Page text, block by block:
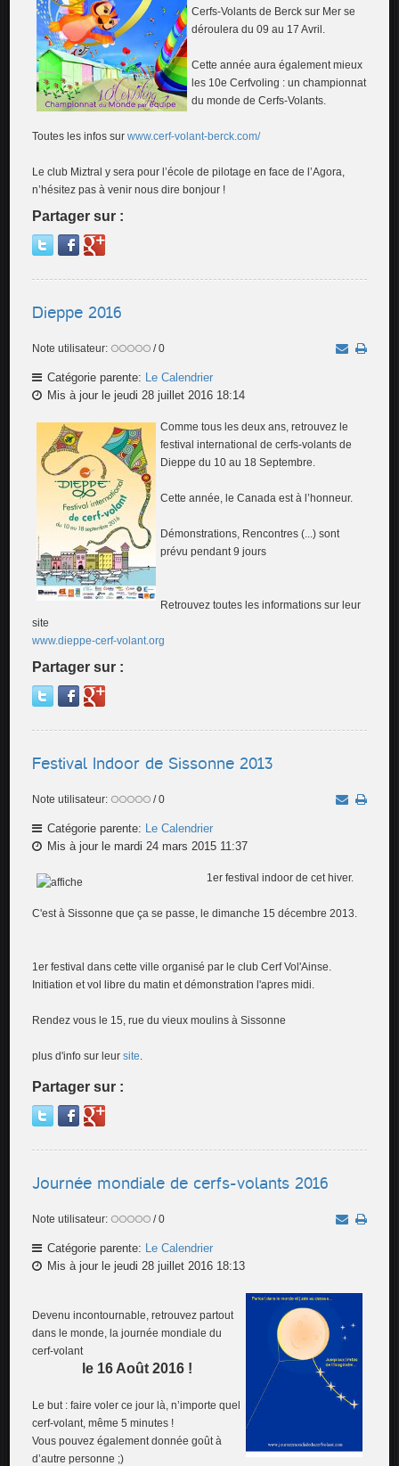
Cerfs-Volants de Berck sur Mer se
déroulera du 09 au 17 Avril.
Cette année aura également mieux
les 10e Cerfvoling : un championnat
du monde de Cerfs-Volants.
Toutes les infos surwww.cerf-volant-berck.com/
Le club Miztral y sera pour l’école de pilotage en face de l’Agora,
n’hésitez pas à venir nous dire bonjour !
Partager sur :
Dieppe 2016
Note utilisateur: / 0
Catégorie parente:
Le Calendrier
Mis à jour le jeudi 28 juillet 2016 18:14
Comme tous les deux ans, retrouvez le
festival international de cerfs-volants de
Dieppe du 10 au 18 Septembre.
Cette année, le Canada est à l’honneur.
Démonstrations, Rencontres (...) sont
prévu pendant 9 jours
Retrouvez toutes les informations sur leur
site
www.dieppe-cerf-volant.org
Partager sur :
Festival Indoor de Sissonne 2013
Note utilisateur: / 0
Catégorie parente:
Le Calendrier
Mis à jour le mardi 24 mars 2015 11:37
1er festival indoor de cet hiver.
C'est à Sissonne que ça se passe, le dimanche 15 décembre 2013.
1er festival dans cette ville organisé par le club Cerf Vol'Ainse.
Initiation et vol libre du matin et démonstration l'apres midi.
Rendez vous le 15, rue du vieux moulins à Sissonne
plus d'info sur leursite.
Partager sur :
Journée mondiale de cerfs-volants 2016
Note utilisateur: / 0
Catégorie parente:
Le Calendrier
Mis à jour le jeudi 28 juillet 2016 18:13
Devenu incontournable, retrouvez partout
dans le monde, la journée mondiale du
cerf-volant
le 16 Août 2016 !
Le but : faire voler ce jour là, n’importe quel
cerf-volant, même 5 minutes !
Vous pouvez également donnée goût à
d’autre personne ;)